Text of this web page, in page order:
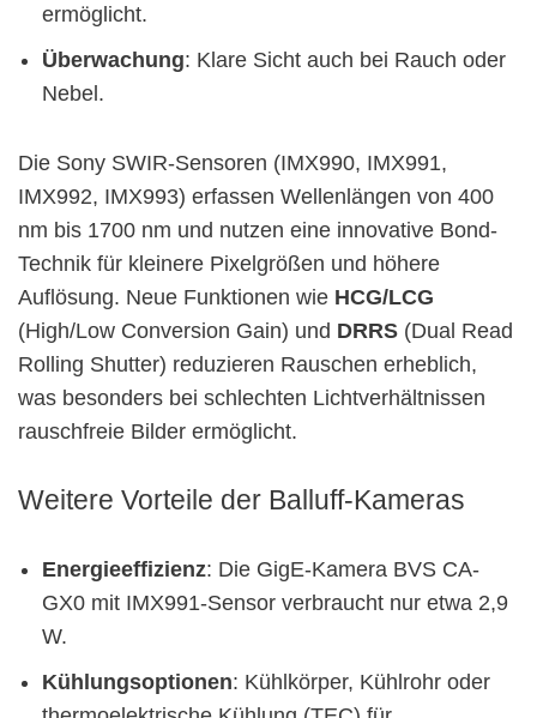
ermöglicht.
Überwachung: Klare Sicht auch bei Rauch oder
Nebel.
Die Sony SWIR-Sensoren (IMX990, IMX991,
IMX992, IMX993) erfassen Wellenlängen von 400
nm bis 1700 nm und nutzen eine innovative Bond-
Technik für kleinere Pixelgrößen und höhere
Auflösung. Neue Funktionen wie HCG/LCG
(High/Low Conversion Gain) und DRRS (Dual Read
Rolling Shutter) reduzieren Rauschen erheblich,
was besonders bei schlechten Lichtverhältnissen
rauschfreie Bilder ermöglicht.
Weitere Vorteile der Balluff-Kameras
Energieeffizienz: Die GigE-Kamera BVS CA-
GX0 mit IMX991-Sensor verbraucht nur etwa 2,9
W.
Kühlungsoptionen: Kühlkörper, Kühlrohr oder